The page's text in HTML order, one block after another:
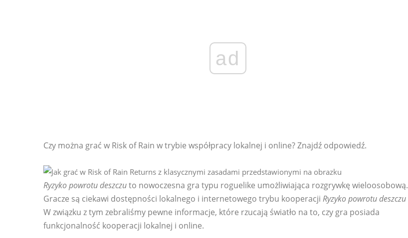
ad
Czy można grać w Risk of Rain w trybie współpracy lokalnej i online? Znajdź odpowiedź.
Ryzyko powrotu deszczuto nowoczesna gra typu roguelike umożliwiająca rozgrywkę wieloosobową.
Gracze są ciekawi dostępności lokalnego i internetowego trybu kooperacji Ryzyko powrotu deszczu
W związku z tym zebraliśmy pewne informacje, które rzucają światło na to, czy gra posiada
funkcjonalność kooperacji lokalnej i online.